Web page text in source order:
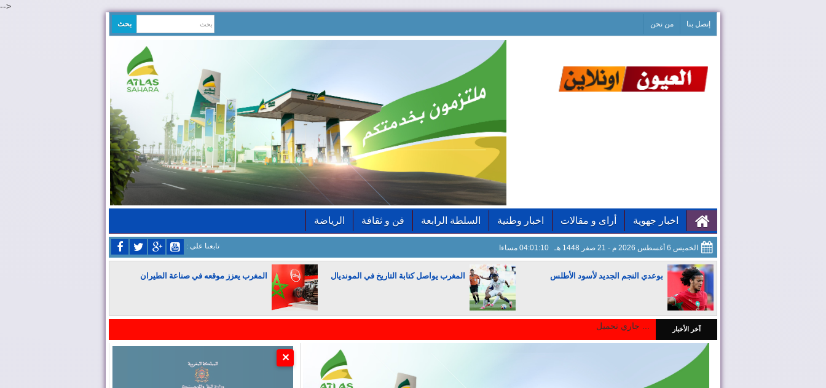
-->
إتصل بنا من نحن
اخبار جهوية أراى و مقالات اخبار وطنية السلطة الرابعة فن و ثقافة الرياضة
الخميس 6 أغسطس 2026 م - 21 صفر 1448 هـ 04:01:11 مساءا : تابعنا على
بوعدي النجم الجديد لأسود الأطلس المغرب يواصل كتابة التاريخ في المونديال المغرب يعزز موقعه في صناعة الطيران
المغرب يجذب كبار المستثمرين آخر الأخبار
✕